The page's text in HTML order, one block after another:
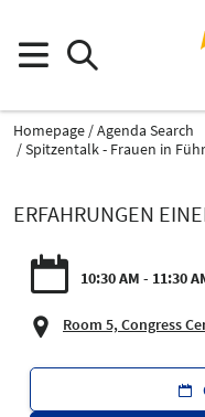
Homepage
Agenda Search
Spitzentalk - Frauen in
ERFAHRUNGEN
10:30 AM - 11:30
Room 5, Congress